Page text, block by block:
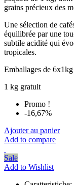
grains précieux des
Une sélection de
équilibrée par une
subtile acidité qui
tropicales.
Emballages de
1 kg gratuit
Promo !
-16,67%
Ajouter au panier
Add to compare
Sale
Add to Wishlist